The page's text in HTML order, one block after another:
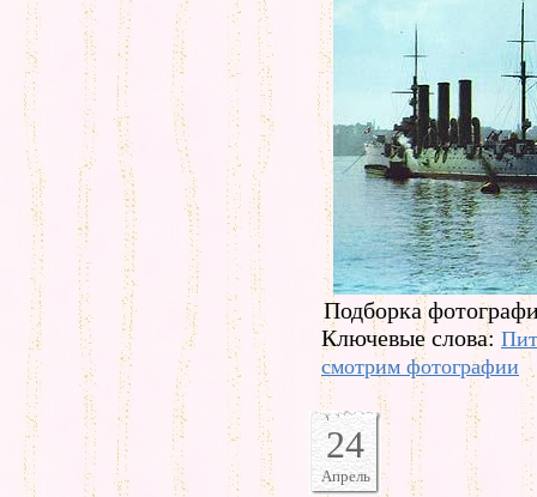
Подборка
Ключевые слова:
смотрим фотографии
24
Апрель